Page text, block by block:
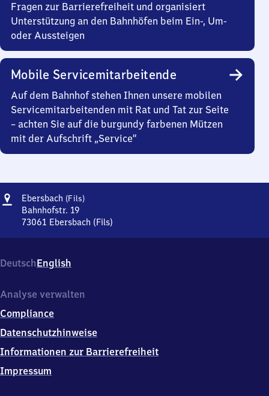
Fragen zur Barrierefreiheit und organisiert
Unterstützung an den Bahnhöfen beim Ein-, Um-
oder Aussteigen
Mobile Servicemitarbeitende
Auf dem Bahnhof stehen Ihnen unsere mobilen
Servicemitarbeitenden mit Rat und Tat zur Seite
– achten Sie auf die burgundy farbenen Mützen
mit der Aufschrift „Service“
Adresse
Ebersbach (Fils)Ebersbach
Bahnhofstr. 19
73061 Ebersbach (Fils)
Bahnhofstr.
19,
3
6
1
(Fils)
DeutschEnglish
Analyse verwalten
Compliance
Datenschutzhinweise
Informationen zur Barrierefreiheit
Impressum